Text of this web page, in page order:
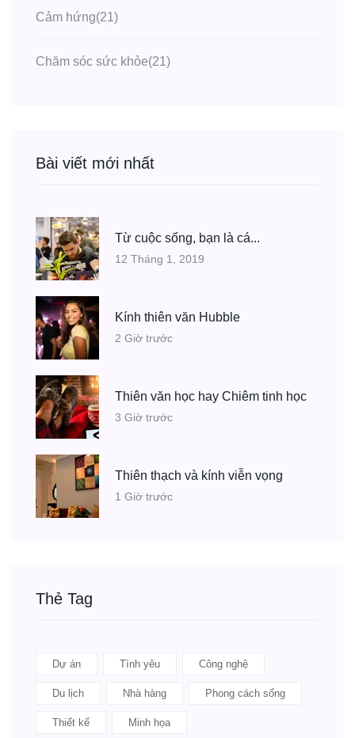
Cảm hứng(21)
Chăm sóc sức khỏe(21)
Bài viết mới nhất
Từ cuộc sống, bạn là cá...
12 Tháng 1, 2019
Kính thiên văn Hubble
2 Giờ trước
Thiên văn học hay Chiêm tinh học
3 Giờ trước
Thiên thạch và kính viễn vọng
1 Giờ trước
Thẻ Tag
Dự án Tình yêu Công nghệ
Du lịch Nhà hàng Phong cách sống
Thiết kế Minh họa